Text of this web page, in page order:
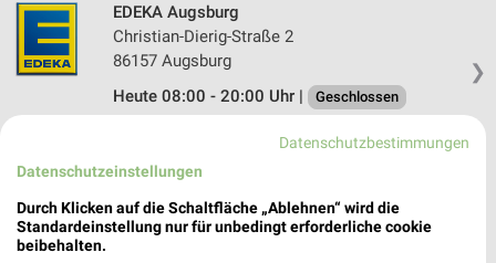
❯
EDEKA Augsburg
Christian-Dierig-Straße 2
86157 Augsburg
Heute 08:00 - 20:00 Uhr |
Geschlossen
495,39 km • Angebote: 1 Prospekt
E xpress Augsburg
Augsburger Straße 26
Datenschutzbestimmungen
Datenschutzeinstellungen
Durch Klicken auf die Schaltfläche „Ablehnen“ wird die
Standardeinstellung nur für unbedingt erforderliche cookie
beibehalten.